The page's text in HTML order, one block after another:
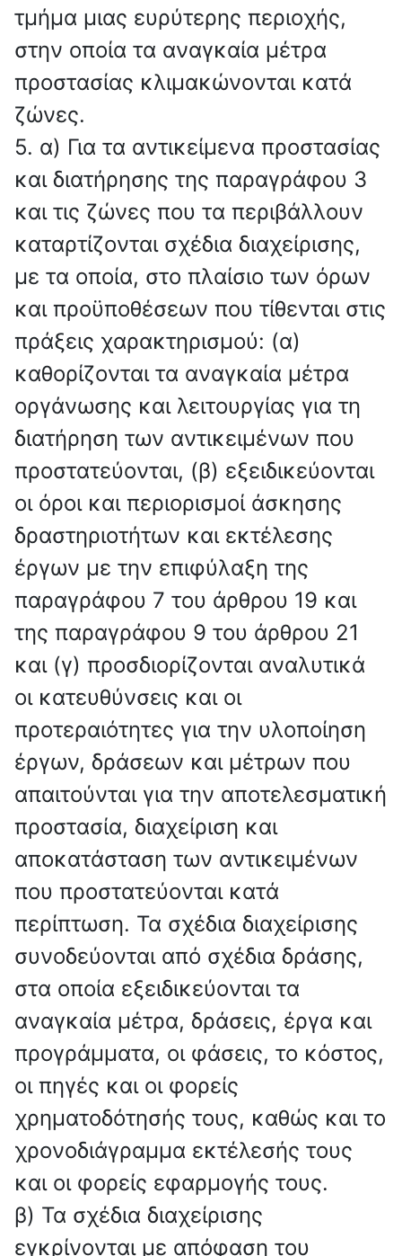
τμήμα μιας ευρύτερης περιοχής,
στην οποία τα αναγκαία μέτρα
προστασίας κλιμακώνονται κατά
ζώνες.
5. α) Για τα αντικείμενα προστασίας
και διατήρησης της παραγράφου 3
και τις ζώνες που τα περιβάλλουν
καταρτίζονται σχέδια διαχείρισης,
με τα οποία, στο πλαίσιο των όρων
και προϋποθέσεων που τίθενται στις
πράξεις χαρακτηρισμού: (α)
καθορίζονται τα αναγκαία μέτρα
οργάνωσης και λειτουργίας για τη
διατήρηση των αντικειμένων που
προστατεύονται, (β) εξειδικεύονται
οι όροι και περιορισμοί άσκησης
δραστηριοτήτων και εκτέλεσης
έργων με την επιφύλαξη της
παραγράφου 7 του άρθρου 19 και
της παραγράφου 9 του άρθρου 21
και (γ) προσδιορίζονται αναλυτικά
οι κατευθύνσεις και οι
προτεραιότητες για την υλοποίηση
έργων, δράσεων και μέτρων που
απαιτούνται για την αποτελεσματική
προστασία, διαχείριση και
αποκατάσταση των αντικειμένων
που προστατεύονται κατά
περίπτωση. Τα σχέδια διαχείρισης
συνοδεύονται από σχέδια δράσης,
στα οποία εξειδικεύονται τα
αναγκαία μέτρα, δράσεις, έργα και
προγράμματα, οι φάσεις, το κόστος,
οι πηγές και οι φορείς
χρηματοδότησής τους, καθώς και το
χρονοδιάγραμμα εκτέλεσής τους
και οι φορείς εφαρμογής τους.
β) Τα σχέδια διαχείρισης
εγκρίνονται με απόφαση του